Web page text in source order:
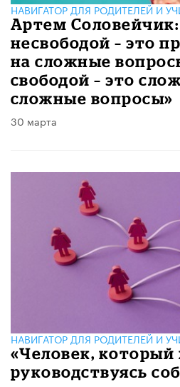
НАВИГАТОР ДЛЯ РОДИТЕЛЕЙ И
​Артем
несвободой – это
на сложные
свободой – это
сложные вопросы»
30 марта
НАВИГАТОР ДЛЯ РОДИТЕЛЕЙ И
«Человек, который
руководствуясь